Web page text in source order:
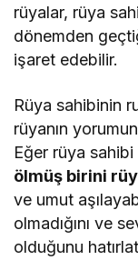
rüyalar, rüya
dönemden
işaret edebilir.
Rüya sahibinin
rüyanın
Eğer rüya
ölmüş birini
ve umut
olmadığını ve
olduğunu